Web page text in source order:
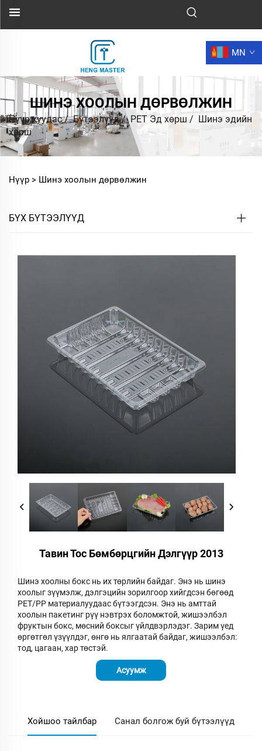
MN
ШИНЭ ХООЛЫН ДӨРВӨЛЖИН
Нүүр хуудас/Бүтээлүүд/PET Эд хөрш / Шинэ эдийн
хөрш
Нүүр > Шинэ хоолын дөрвөлжин
БҮХ БҮТЭЭЛҮҮД
Тавин Тос Бөмбөрцгийн Дэлгүүр 2013
Шинэ хоолны бокс нь их төрлийн байдаг. Энэ нь шинэ
хоолыг зүүмэлж, дэлгэцийн зорилгоор хийгдсэн бөгөөд
PET/PP материалуудаас бүтээгдсэн. Энэ нь амттай
хоолын пакетинг рүү нэвтрэх боломжтой, жишээлбэл
фруктын бокс, мөсний боксыг үйлдвэрлэдэг. Зарим үед
өргөтгөл үзүүлдэг, өнгө нь ялгаатай байдаг, жишээлбэл:
тод, цагаан, хар төстэй.
Асуумж
Хойшоо тайлбар Санал болгож буй бүтээлүүд